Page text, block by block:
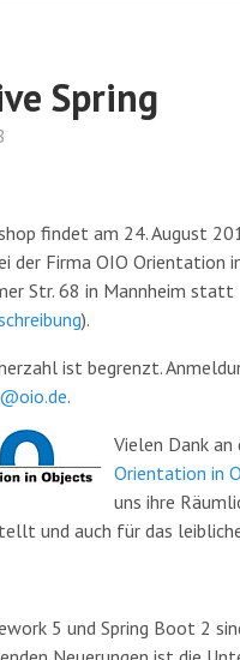
Spring
findet am 24. August
der Firma OIO Orientation
Str. 68 in Mannheim statt
).
ist begrenzt.
.
Vielen Dank an
Orientation in
uns ihre
und auch für das
5 und Spring Boot 2